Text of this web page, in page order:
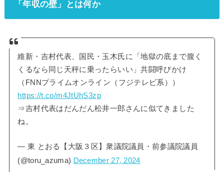
「年収の壁」とは何か
維新・吉村代表、国民・玉木氏に「地獄の底まで腹く
くるなら同じ天秤に乗ったらいい」共闘呼びかけ
（FNNプライムオンライン（フジテレビ系））
https://t.co/m4JtUhS3zp
⇒吉村代表はだんだん松井一郎さんに似てきました
ね。
— 東 とおる【大阪３区】衆議院議員・前参議院議員
(@toru_azuma) December 27, 2024